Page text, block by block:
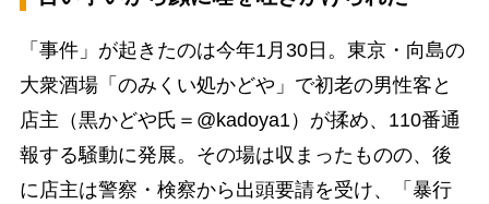
「事件」が起きたのは今年1月30日。東京・向島の
大衆酒場「のみくい処かどや」で初老の男性客と
店主（黒かどや氏＝@kadoya1）が揉め、110番通
報する騒動に発展。その場は収まったものの、後
に店主は警察・検察から出頭要請を受け、「暴行